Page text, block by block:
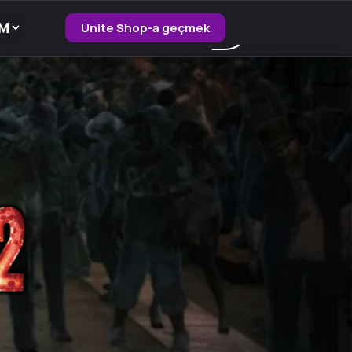
Unite Shop-a geçmek